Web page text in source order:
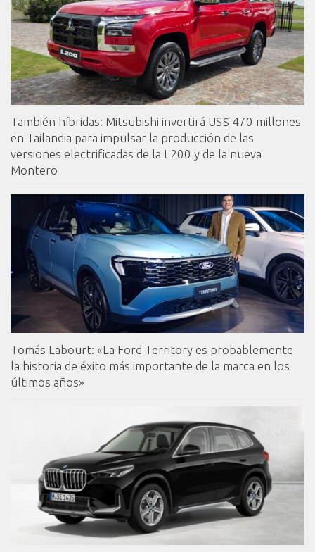
También híbridas: Mitsubishi invertirá US$ 470 millones
en Tailandia para impulsar la producción de las
versiones electrificadas de la L200 y de la nueva
Montero
Tomás Labourt: «La Ford Territory es probablemente
la historia de éxito más importante de la marca en los
últimos años»